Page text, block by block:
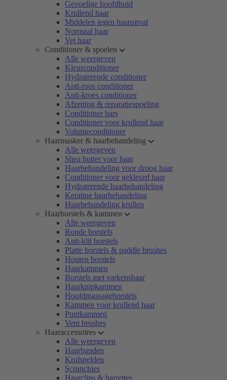
Gevoelige hoofdhuid
Krullend haar
Middelen tegen haaruitval
Normaal haar
Vet haar
Conditioner & spoelen
Alle weergeven
Kleurconditioner
Hydraterende conditioner
Anti-roos conditioner
Anti-kroes conditioner
Afzetting & reparatiespoeling
Conditioner bars
Conditioner voor krullend haar
Volumeconditioner
Haarmasker & haarbehandeling
Alle weergeven
Shea butter voor haar
Haarbehandeling voor droog haar
Conditioner voor gekleurd haar
Hydraterende haarbehandeling
Keratine haarbehandeling
Haarbehandeling krullen
Haarborstels & kammen
Alle weergeven
Ronde borstels
Anti-klit borstels
Platte borstels & paddle brushes
Houten borstels
Haarkammen
Borstels met varkenshaar
Haarknipkammen
Hoofdmassageborstels
Kammen voor krullend haar
Puntkammen
Vent brushes
Haaraccessoires
Alle weergeven
Haarbanden
Krulspelden
Scrunchies
Haarclips & barrettes